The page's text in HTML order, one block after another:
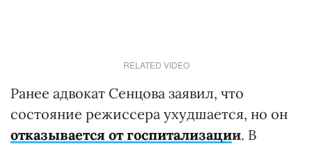
RELATED VIDEO
Ранее адвокат Сенцова заявил, что
состояние режиссера ухудшается, но он
отказывается от госпитализации. В